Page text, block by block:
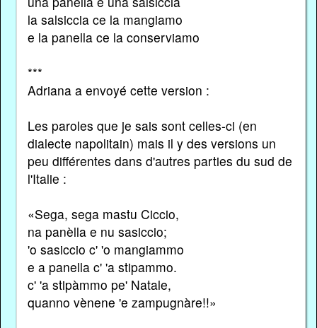
la salsiccia ce la mangiamo
e la panella ce la conserviamo
***
Adriana a envoyé cette version :
Les paroles que je sais sont celles-ci (en
dialecte napolitain) mais il y des versions un
peu différentes dans d'autres parties du sud de
l'Italie :
«Sega, sega mastu Ciccio,
na panèlla e nu sasiccio;
'o sasiccio c' 'o mangiammo
e a panella c' 'a stipammo.
c' 'a stipàmmo pe' Natale,
quanno vènene 'e zampugnàre!!»